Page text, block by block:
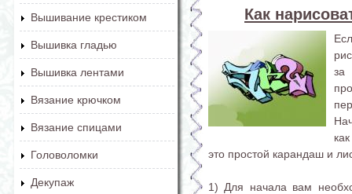
Вышивание крестиком
Вышивка гладью
Вышивка лентами
Вязание крючком
Вязание спицами
Головоломки
Декупаж
Как
за
это простой карандаш и
1) Для начала вам